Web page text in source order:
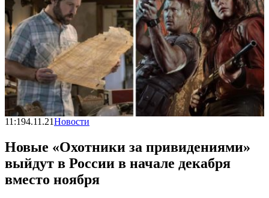
11:194.11.21Новости
Новые «Охотники за привидениями»
выйдут в России в начале декабря
вместо ноября